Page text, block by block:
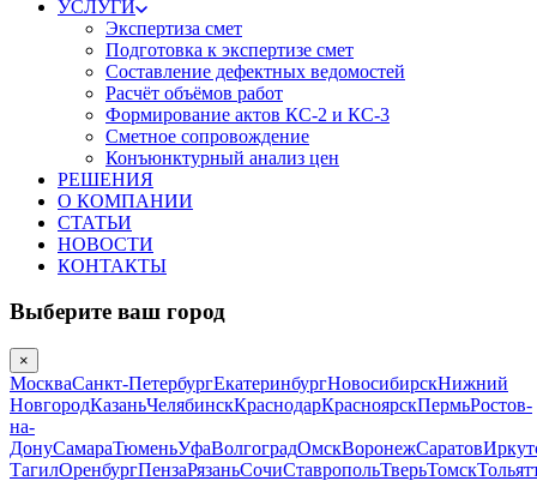
УСЛУГИ
Экспертиза смет
Подготовка к экспертизе смет
Составление дефектных ведомостей
Расчёт объёмов работ
Формирование актов КС-2 и КС-3
Сметное сопровождение
Конъюнктурный анализ цен
РЕШЕНИЯ
О КОМПАНИИ
СТАТЬИ
НОВОСТИ
КОНТАКТЫ
Выберите ваш город
×
МоскваСанкт-ПетербургЕкатеринбургНовосибирскНижний
НовгородКазаньЧелябинскКраснодарКрасноярскПермьРостов-
на-
ДонуСамараТюменьУфаВолгоградОмскВоронежСаратов
ТагилОренбургПензаРязаньСочиСтавропольТверьТомск